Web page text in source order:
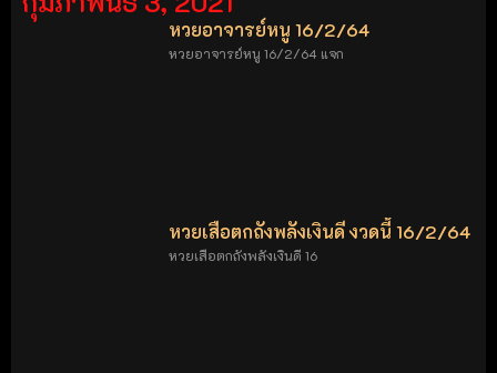
หวยอาจารย์หนู 16/2/64
หวยอาจารย์หนู 16/2/64 แจก
หวยเสือตกถังพลังเงินดี งวดนี้ 16/2/64
หวยเสือตกถังพลังเงินดี 16